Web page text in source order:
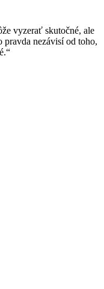
vyzerať skutočné, ale
nezávisí od toho,